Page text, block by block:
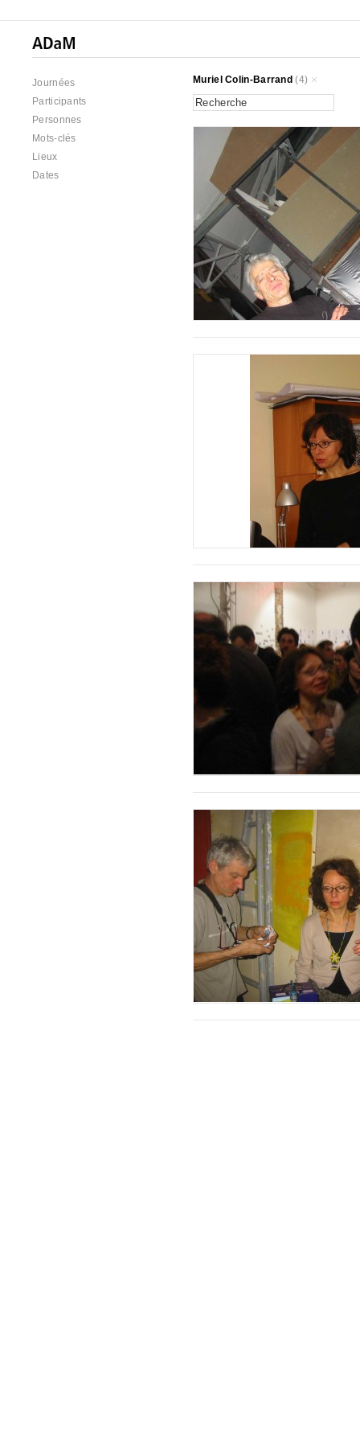
Journées
Participants
Personnes
Mots-clés
Lieux
Dates
Muriel Colin-Barrand (4)